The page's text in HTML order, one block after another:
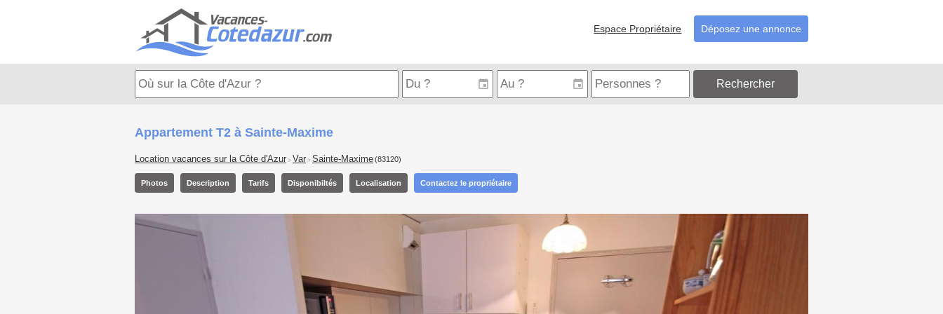
Espace Propriétaire Déposez une annonce
Rechercher
Appartement T2 à Sainte-Maxime
Location vacances sur la Côte d'Azur > Var > Sainte-Maxime(83120)
Photos Description Tarifs Disponibiltés Localisation Contactez le propriétaire